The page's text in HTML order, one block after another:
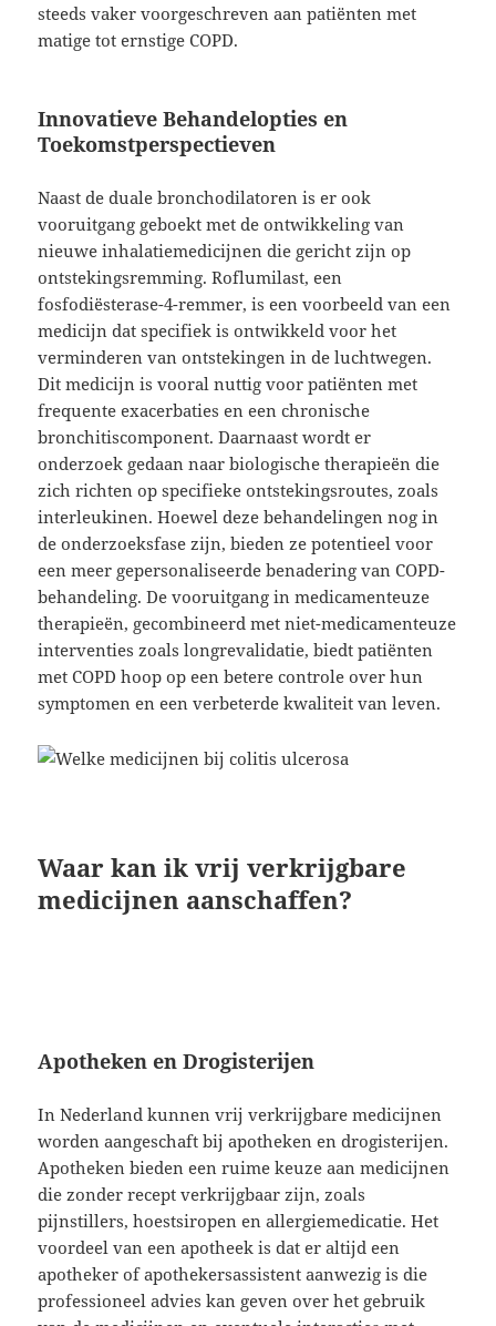
steeds vaker voorgeschreven aan patiënten met
matige tot ernstige COPD.
Innovatieve Behandelopties en
Toekomstperspectieven
Naast de duale bronchodilatoren is er ook
vooruitgang geboekt met de ontwikkeling van
nieuwe inhalatiemedicijnen die gericht zijn op
ontstekingsremming. Roflumilast, een
fosfodiësterase-4-remmer, is een voorbeeld van een
medicijn dat specifiek is ontwikkeld voor het
verminderen van ontstekingen in de luchtwegen.
Dit medicijn is vooral nuttig voor patiënten met
frequente exacerbaties en een chronische
bronchitiscomponent. Daarnaast wordt er
onderzoek gedaan naar biologische therapieën die
zich richten op specifieke ontstekingsroutes, zoals
interleukinen. Hoewel deze behandelingen nog in
de onderzoeksfase zijn, bieden ze potentieel voor
een meer gepersonaliseerde benadering van COPD-
behandeling. De vooruitgang in medicamenteuze
therapieën, gecombineerd met niet-medicamenteuze
interventies zoals longrevalidatie, biedt patiënten
met COPD hoop op een betere controle over hun
symptomen en een verbeterde kwaliteit van leven.
Waar kan ik vrij verkrijgbare
medicijnen aanschaffen?
Apotheken en Drogisterijen
In Nederland kunnen vrij verkrijgbare medicijnen
worden aangeschaft bij apotheken en drogisterijen.
Apotheken bieden een ruime keuze aan medicijnen
die zonder recept verkrijgbaar zijn, zoals
pijnstillers, hoestsiropen en allergiemedicatie. Het
voordeel van een apotheek is dat er altijd een
apotheker of apothekersassistent aanwezig is die
professioneel advies kan geven over het gebruik